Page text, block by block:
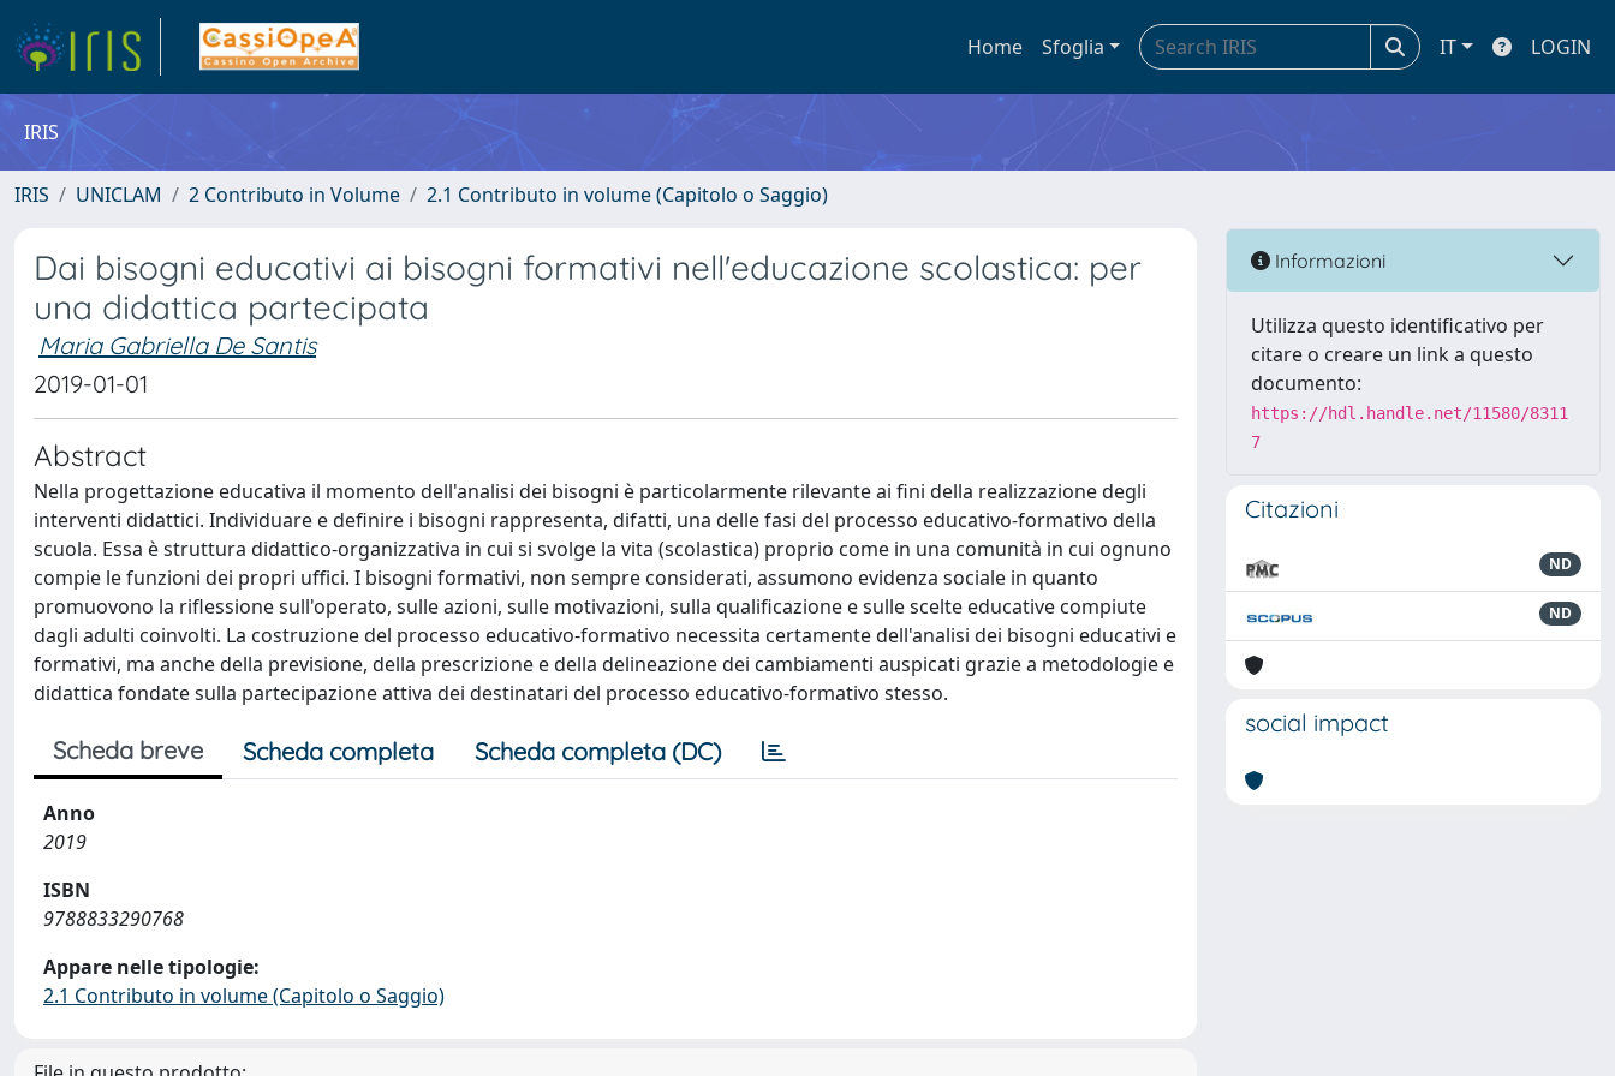
Home Sfoglia IT LOGIN
IRIS
IRIS UNICLAM 2 Contributo in Volume 2.1 Contributo in volume (Capitolo o Saggio)
Dai bisogni educativi ai bisogni formativi nell'educazione scolastica: per
una didattica partecipata
Maria Gabriella De Santis
2019-01-01
Abstract
Nella progettazione educativa il momento dell'analisi dei bisogni è particolarmente rilevante ai fini della realizzazione degli
interventi didattici. Individuare e definire i bisogni rappresenta, difatti, una delle fasi del processo educativo-formativo della
scuola. Essa è struttura didattico-organizzativa in cui si svolge la vita (scolastica) proprio come in una comunità in cui ognuno
compie le funzioni dei propri uffici. I bisogni formativi, non sempre considerati, assumono evidenza sociale in quanto
promuovono la riflessione sull'operato, sulle azioni, sulle motivazioni, sulla qualificazione e sulle scelte educative compiute
dagli adulti coinvolti. La costruzione del processo educativo-formativo necessita certamente dell'analisi dei bisogni educativi e
formativi, ma anche della previsione, della prescrizione e della delineazione dei cambiamenti auspicati grazie a metodologie e
didattica fondate sulla partecipazione attiva dei destinatari del processo educativo-formativo stesso.
Scheda breve Scheda completa Scheda completa (DC)
Anno
2019
ISBN
9788833290768
Appare nelle tipologie:
2.1 Contributo in volume (Capitolo o Saggio)
Informazioni
Utilizza questo identificativo per
citare o creare un link a questo
documento:
https://hdl.handle.net/11580/8311
7
Citazioni
ND
ND
social impact